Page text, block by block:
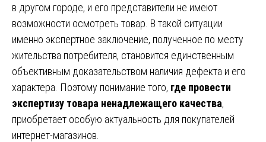
в другом городе, и его представители не имеют
возможности осмотреть товар. В такой ситуации
именно экспертное заключение, полученное по месту
жительства потребителя, становится единственным
объективным доказательством наличия дефекта и его
характера. Поэтому понимание того, где провести
экспертизу товара ненадлежащего качества,
приобретает особую актуальность для покупателей
интернет-магазинов.